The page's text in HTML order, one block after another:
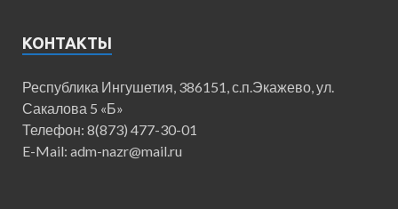
КОНТАКТЫ
Республика Ингушетия, 386151, с.п.Экажево, ул.
Сакалова 5 «Б»
Телефон: 8(873) 477-30-01
E-Mail: adm-nazr@mail.ru